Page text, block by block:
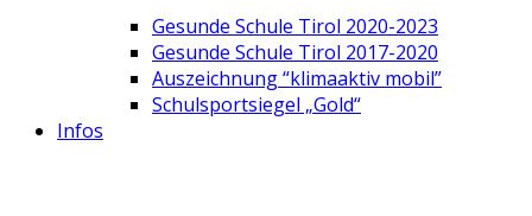
Gesunde Schule Tirol 2020-2023
Gesunde Schule Tirol 2017-2020
Auszeichnung “klimaaktiv mobil”
Schulsportsiegel „Gold“
Infos